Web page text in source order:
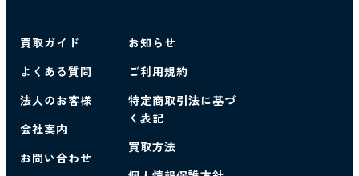
買取ガイド
よくある質問
法人のお客様
会社案内
お問い合わせ
お知らせ
ご利用規約
特定商取引法に基づ
く表記
買取方法